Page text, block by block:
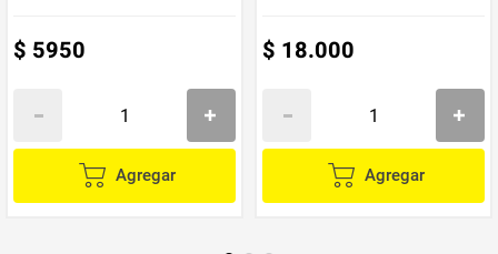
$ 5950
Agregar
$ 18.000
Agregar